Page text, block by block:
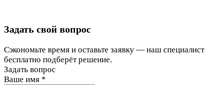
Задать свой вопрос
Сэкономьте время и оставьте заявку — наш специалист
бесплатно подберёт решение.
Задать вопрос
Ваше имя *